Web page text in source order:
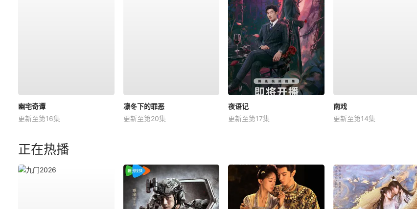
幽宅奇谭
更新至第16集
凛冬下的罪恶
更新至第20集
夜语记
更新至第17集
南戏
更新至第14集
正在热播